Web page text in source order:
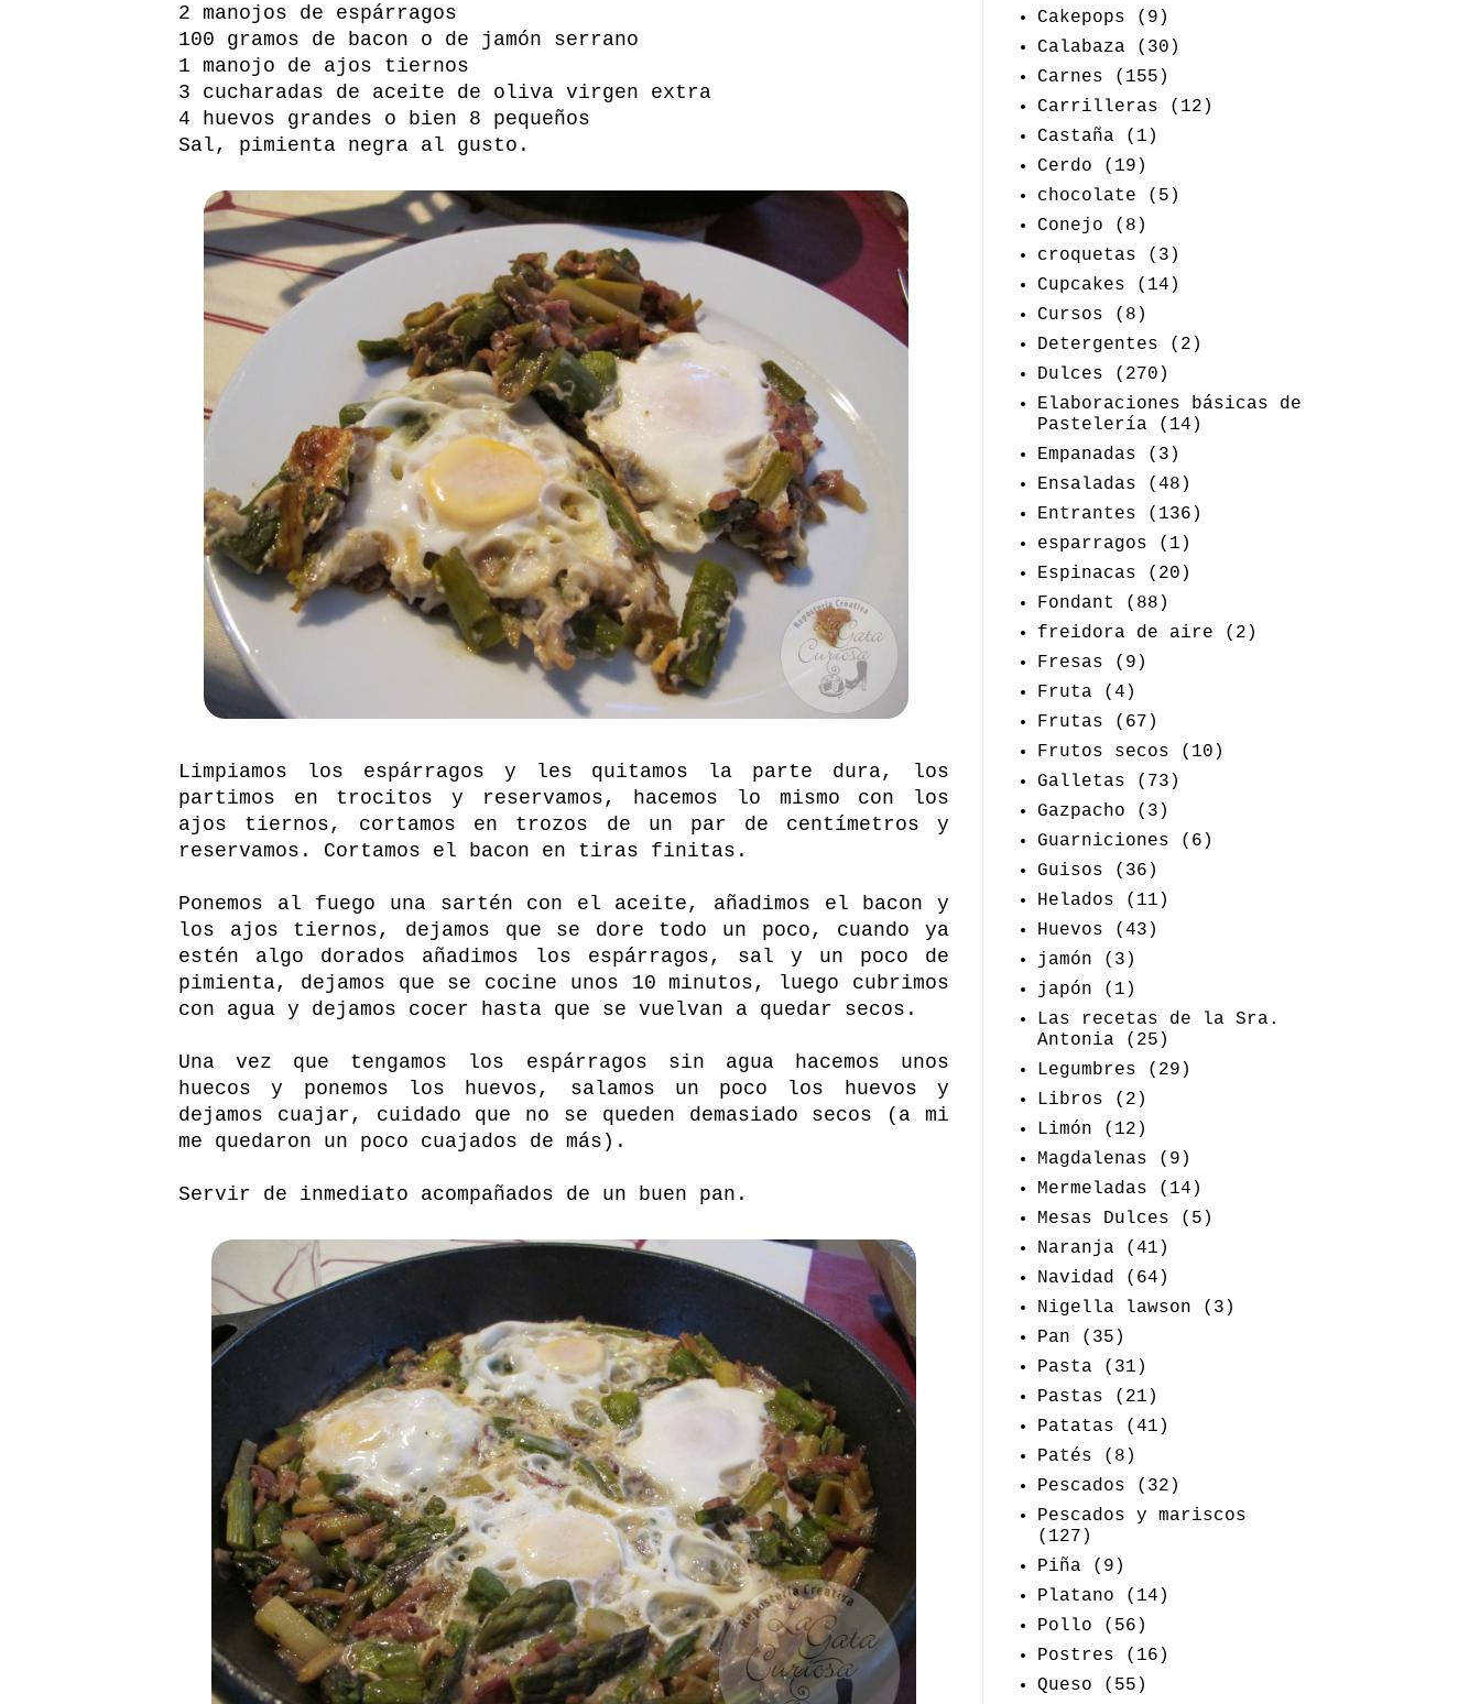
2 manojos de espárragos
100 gramos de bacon o de jamón serrano
1 manojo de ajos tiernos
3 cucharadas de aceite de oliva virgen extra
4 huevos grandes o bien 8 pequeños
Sal, pimienta negra al gusto.
Limpiamos los espárragos y les quitamos la parte dura, los
partimos en trocitos y reservamos, hacemos lo mismo con los
ajos tiernos, cortamos en trozos de un par de centímetros y
reservamos. Cortamos el bacon en tiras finitas.
Ponemos al fuego una sartén con el aceite, añadimos el bacon y
los ajos tiernos, dejamos que se dore todo un poco, cuando ya
estén algo dorados añadimos los espárragos, sal y un poco de
pimienta, dejamos que se cocine unos 10 minutos, luego cubrimos
con agua y dejamos cocer hasta que se vuelvan a quedar secos.
Una vez que tengamos los espárragos sin agua hacemos unos
huecos y ponemos los huevos, salamos un poco los huevos y
dejamos cuajar, cuidado que no se queden demasiado secos (a mi
me quedaron un poco cuajados de más).
Servir de inmediato acompañados de un buen pan.
Cakepops
(9)
Calabaza
(30)
Carnes
(155)
Carrilleras
(12)
Castaña
(1)
Cerdo
(19)
chocolate
(5)
Conejo
(8)
croquetas
(3)
Cupcakes
(14)
Cursos
(8)
Detergentes
(2)
Dulces
(270)
Elaboraciones básicas de
Pastelería
(14)
Empanadas
(3)
Ensaladas
(48)
Entrantes
(136)
esparragos
(1)
Espinacas
(20)
Fondant
(88)
freidora de aire
(2)
Fresas
(9)
Fruta
(4)
Frutas
(67)
Frutos secos
(10)
Galletas
(73)
Gazpacho
(3)
Guarniciones
(6)
Guisos
(36)
Helados
(11)
Huevos
(43)
jamón
(3)
japón
(1)
Las recetas de la Sra.
Antonia
(25)
Legumbres
(29)
Libros
(2)
Limón
(12)
Magdalenas
(9)
Mermeladas
(14)
Mesas Dulces
(5)
Naranja
(41)
Navidad
(64)
Nigella lawson
(3)
Pan
(35)
Pasta
(31)
Pastas
(21)
Patatas
(41)
Patés
(8)
Pescados
(32)
Pescados y mariscos
(127)
Piña
(9)
Platano
(14)
Pollo
(56)
Postres
(16)
Queso
(55)